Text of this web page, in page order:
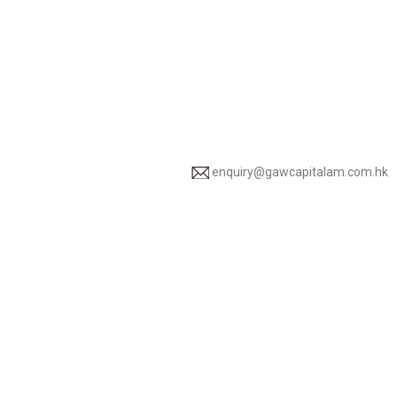
enquiry@gawcapitalam.com.hk